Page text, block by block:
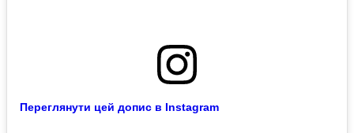
Переглянути цей допис в Instagram